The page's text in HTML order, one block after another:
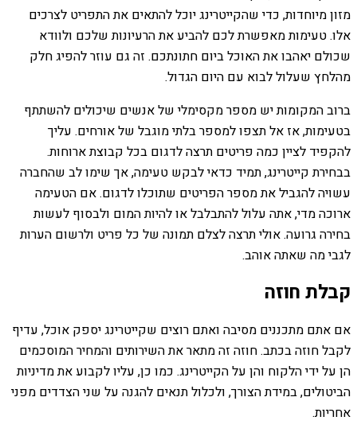
מזון מיוחדות, כדי שהקייטרינג יוכל להתאים את התפריט לצרכים
אלו. טעימות מאפשרת לכם להביע את הרעיונות שלכם ולוודא
שכולם יאהבו את האוכל ביום חתונתכם. זה גם עוזר להפיג חלק
מהלחץ שעלול לבוא עם היום הגדול.
ברוב המקומות יש מספר מקסימלי של אנשים שיכולים להשתתף
בטעימות, אז אל תצפו למספר בלתי מוגבל של אורחים. עליך
להקפיד לציין כמה פריטים תרצה לדגום בכל קבוצת ארוחות.
בבחירת קייטרינג, תמיד כדאי לבקש טעימה, אך שימו לב שהחברה
עשויה להגביל את מספר הפריטים שתוכלו לדגום. אם הטעימה
ארוכה מדי, אתה עלול להתבלבל או להיות המום ולבסוף לעשות
בחירה גרועה. אולי תרצה לצלם תמונה של כל פריט ולרשום הערות
לגבי מה שאתה אוהב.
קבלת חוזה
אם אתם מתכננים מסיבה ואתם רוצים שקייטרינג יספק אוכל, עדיף
לקבל חוזה בכתב. חוזה זה מתאר את השירותים והמחיר המוסכמים
הן על ידי הלקוח והן על הקייטרינג. כמו כן, עליו לקבוע את מדיניות
הביטולים, במידת הצורך, ולכלול תנאים להגנה על שני הצדדים מפני
אחריות.